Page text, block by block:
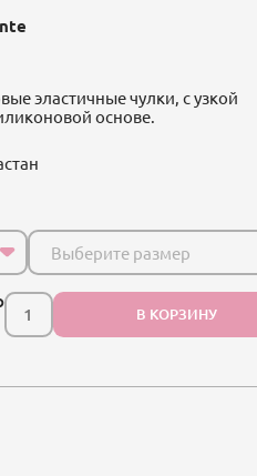
эластичные чулки, с узкой
основе.
Выберите размер
В КОРЗИНУ